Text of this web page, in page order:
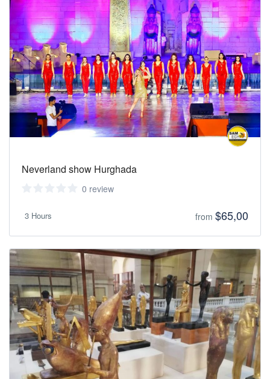
Neverland show Hurghada
0 review
3 Hours from $65,00